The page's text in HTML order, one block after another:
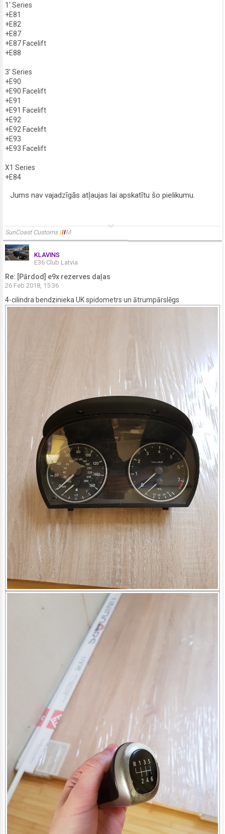
1' Series
+E81
+E82
+E87
+E87 Facelift
+E88
3' Series
+E90
+E90 Facelift
+E91
+E91 Facelift
+E92
+E92 Facelift
+E93
+E93 Facelift
X1 Series
+E84
Jums nav vajadzīgās atļaujas lai apskatītu šo pielikumu.
keyboard_arrow_down
SunCoast Customs IIIM
KLAVINS
E36 Club Latvia
Re: [Pārdod] e9x rezerves daļas
26 Feb 2018, 15:36
4-cilindra bendzinieka UK spidometrs un ātrumpārslēgs